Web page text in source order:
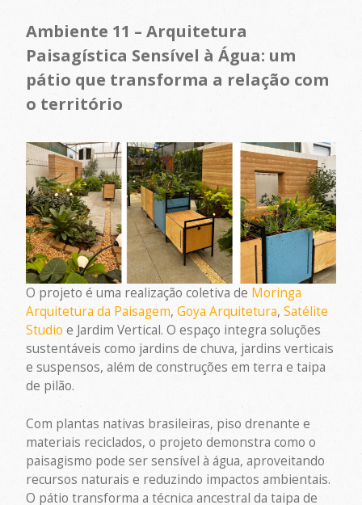
Ambiente 11 – Arquitetura
Paisagística Sensível à Água: um
pátio que transforma a relação com
o território
O projeto é uma realização coletiva de Moringa
Arquitetura da Paisagem,Goya Arquitetura, Satélite
Studio e Jardim Vertical. O espaço integra soluções
sustentáveis como jardins de chuva, jardins verticais
e suspensos, além de construções em terra e taipa
de pilão.
Com plantas nativas brasileiras, piso drenante e
materiais reciclados, o projeto demonstra como o
paisagismo pode ser sensível à água, aproveitando
recursos naturais e reduzindo impactos ambientais.
O pátio transforma a técnica ancestral da taipa de